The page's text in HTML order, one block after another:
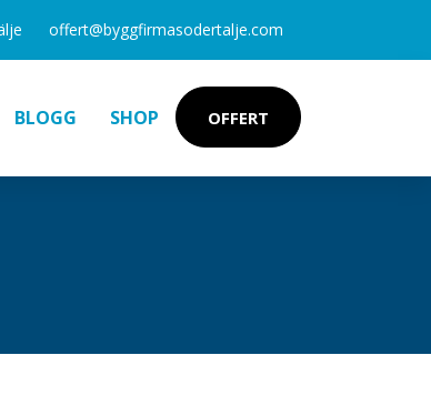
offert@byggfirmasodertalje.com
BLOGG SHOP OFFERT